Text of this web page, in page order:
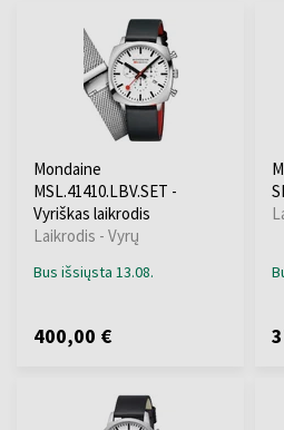
Mondaine
MSL.41410.LBV.SET -
Vyriškas laikrodis
Laikrodis - Vyrų
Bus išsiųsta 13.08.
400,00 €